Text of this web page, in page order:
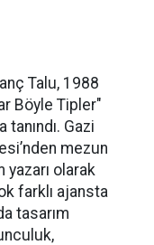
Talu, 1988
Böyle Tipler"
Gazi
mezun
yazarı olarak
farklı ajansta
tasarım